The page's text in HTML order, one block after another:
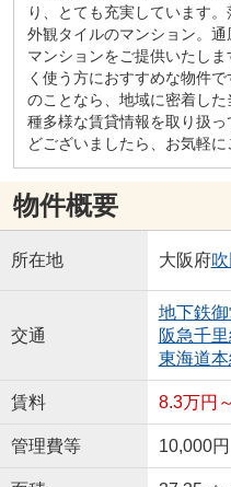
り、とても充実しています
外観タイルのマンション。
マンションをご提供いたし
く使う方におすすめな物件
のことなら、地域に密着し
種多様な賃貸情報を取り扱
どございましたら、お気軽に
物件概要
所在地 大阪府
交通
地下鉄
阪急千
東海道本
賃料 8.3万円
管理費等 10,000円